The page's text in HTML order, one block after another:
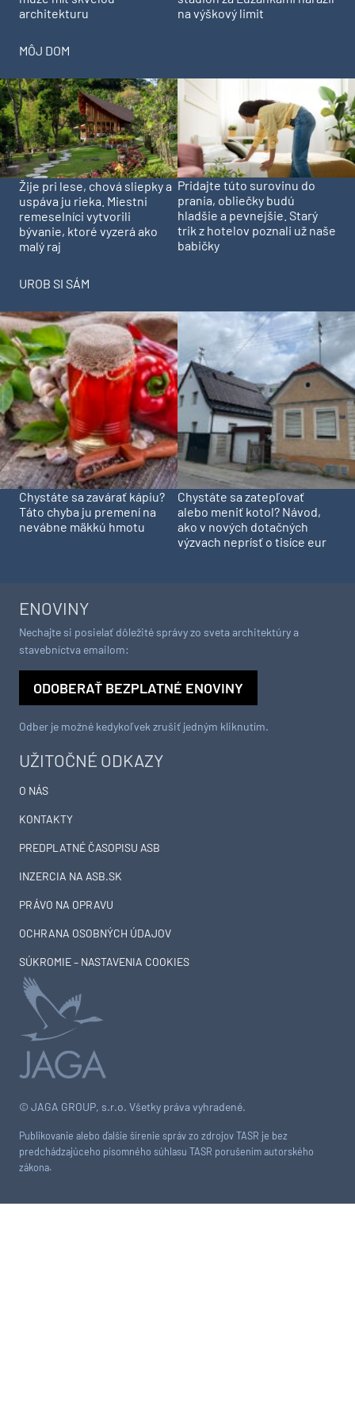
architekturu
na výškový limit
MÔJ DOM
Žije pri lese, chová sliepky a
uspáva ju rieka. Miestni
remeselníci vytvorili
bývanie, ktoré vyzerá ako
malý raj
Pridajte túto surovinu do
prania, obliečky budú
hladšie a pevnejšie. Starý
trik z hotelov poznali už naše
babičky
UROB SI SÁM
Chystáte sa zavárať kápiu?
Táto chyba ju premení na
nevábne mäkkú hmotu
Chystáte sa zatepľovať
alebo meniť kotol? Návod,
ako v nových dotačných
výzvach neprísť o tisíce eur
© JAGA GROUP, s.r.o. Všetky práva vyhradené.
Publikovanie alebo ďalšie šírenie správ zo zdrojov TASR je bez
predchádzajúceho písomného súhlasu TASR porušením autorského
zákona.
UŽITOČNÉ ODKAZY
O NÁS
KONTAKTY
PREDPLATNÉ ČASOPISU ASB
INZERCIA NA ASB.SK
PRÁVO NA OPRAVU
OCHRANA OSOBNÝCH ÚDAJOV
SÚKROMIE – NASTAVENIA COOKIES
ENOVINY
Nechajte si posielať dôležité správy zo sveta architektúry a
stavebníctva emailom:
ODOBERAŤ BEZPLATNÉ ENOVINY
Odber je možné kedykoľvek zrušiť jedným kliknutím.